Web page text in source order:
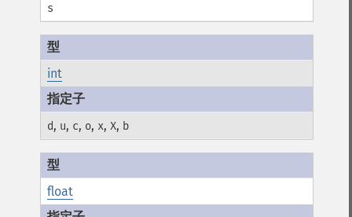
s
int
d, u, c, o, x,X, b
float